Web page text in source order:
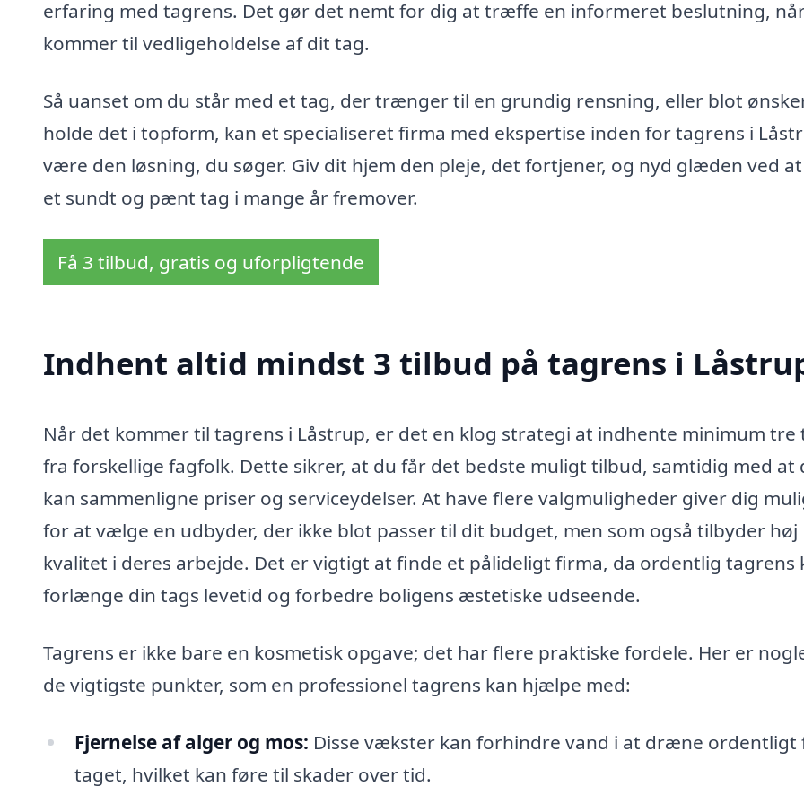
erfaring med tagrens. Det gør det nemt for dig at træffe en informeret beslutning,
kommer til vedligeholdelse af dit tag.
Så uanset om du står med et tag, der trænger til en grundig rensning, eller blot
holde det i topform, kan et specialiseret firma med ekspertise inden for tagrens i
være den løsning, du søger. Giv dit hjem den pleje, det fortjener, og nyd glæden ved
et sundt og pænt tag i mange år fremover.
Få 3 tilbud, gratis og uforpligtende
Indhent altid mindst 3 tilbud på tagrens i
Når det kommer til tagrens i Låstrup, er det en klog strategi at indhente minimum tre
fra forskellige fagfolk. Dette sikrer, at du får det bedste muligt tilbud, samtidig med at
kan sammenligne priser og serviceydelser. At have flere valgmuligheder giver dig
for at vælge en udbyder, der ikke blot passer til dit budget, men som også tilbyder høj
kvalitet i deres arbejde. Det er vigtigt at finde et pålideligt firma, da ordentlig tagrens
forlænge din tags levetid og forbedre boligens æstetiske udseende.
Tagrens er ikke bare en kosmetisk opgave; det har flere praktiske fordele. Her er
de vigtigste punkter, som en professionel tagrens kan hjælpe med:
Fjernelse af alger og mos: Disse vækster kan forhindre vand i at dræne ordentligt
taget, hvilket kan føre til skader over tid.